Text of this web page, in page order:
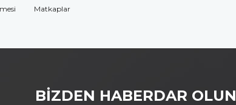
Matkaplar
BİZDEN HABERDAR OLUN